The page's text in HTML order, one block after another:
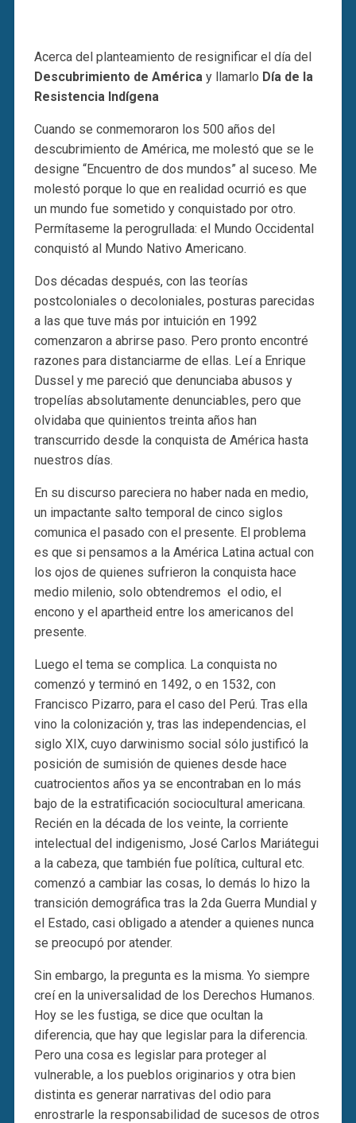
Acerca del planteamiento de resignificar el día del
Descubrimiento de Américay llamarlo Día de la
Resistencia Indígena
Cuando se conmemoraron los 500 años del
descubrimiento de América, me molestó que se le
designe “Encuentro de dos mundos” al suceso. Me
molestó porque lo que en realidad ocurrió es que
un mundo fue sometido y conquistado por otro.
Permítaseme la perogrullada: el Mundo Occidental
conquistó al Mundo Nativo Americano.
Dos décadas después, con las teorías
postcoloniales o decoloniales, posturas parecidas
a las que tuve más por intuición en 1992
comenzaron a abrirse paso. Pero pronto encontré
razones para distanciarme de ellas. Leí a Enrique
Dussel y me pareció que denunciaba abusos y
tropelías absolutamente denunciables, pero que
olvidaba que quinientos treinta años han
transcurrido desde la conquista de América hasta
nuestros días.
En su discurso pareciera no haber nada en medio,
un impactante salto temporal de cinco siglos
comunica el pasado con el presente. El problema
es que si pensamos a la América Latina actual con
los ojos de quienes sufrieron la conquista hace
medio milenio, solo obtendremos el odio, el
encono y el apartheid entre los americanos del
presente.
Luego el tema se complica. La conquista no
comenzó y terminó en 1492, o en 1532, con
Francisco Pizarro, para el caso del Perú. Tras ella
vino la colonización y, tras las independencias, el
siglo XIX, cuyo darwinismo social sólo justificó la
posición de sumisión de quienes desde hace
cuatrocientos años ya se encontraban en lo más
bajo de la estratificación sociocultural americana.
Recién en la década de los veinte, la corriente
intelectual del indigenismo, José Carlos Mariátegui
a la cabeza, que también fue política, cultural etc.
comenzó a cambiar las cosas, lo demás lo hizo la
transición demográfica tras la 2da Guerra Mundial y
el Estado, casi obligado a atender a quienes nunca
se preocupó por atender.
Sin embargo, la pregunta es la misma. Yo siempre
creí en la universalidad de los Derechos Humanos.
Hoy se les fustiga, se dice que ocultan la
diferencia, que hay que legislar para la diferencia.
Pero una cosa es legislar para proteger al
vulnerable, a los pueblos originarios y otra bien
distinta es generar narrativas del odio para
enrostrarle la responsabilidad de sucesos de otros